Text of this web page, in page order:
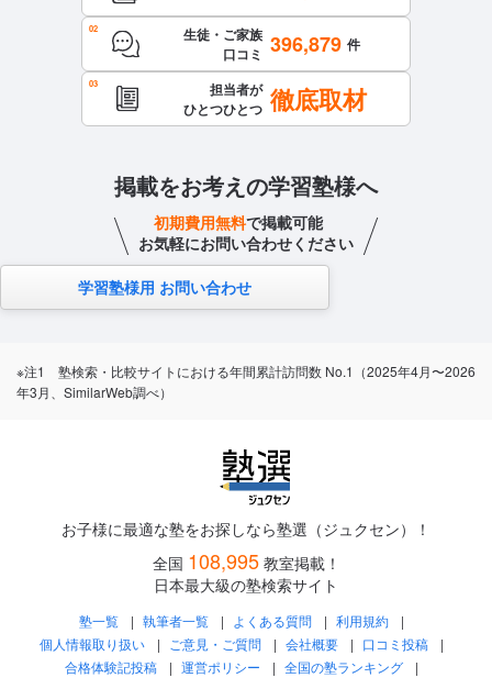
生徒・ご家族
口コミ 396,879 件
担当者が
ひとつひとつ 徹底取材
掲載をお考えの学習塾様へ
初期費用無料で掲載可能
お気軽にお問い合わせください
学習塾様用 お問い合わせ
※注1 塾検索・比較サイトにおける年間累計訪問数 No.1（2025年4月〜2026
年3月、SimilarWeb調べ）
お子様に最適な塾をお探しなら塾選（ジュクセン）！
全国 108,995 教室掲載！
日本最大級の塾検索サイト
塾一覧 執筆者一覧 よくある質問
利用規約
個人情報取り扱い
ご意見・ご質問 会社概要
口コミ投稿
合格体験記投稿
運営ポリシー
全国の塾ランキング